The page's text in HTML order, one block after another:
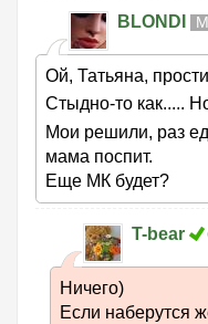
BLONDI
Ой, Татьяна,
Стыдно-то как.....
Мои решили, раз
мама поспит.
Еще МК будет?
T-bear
Ничего)
Если наберутся